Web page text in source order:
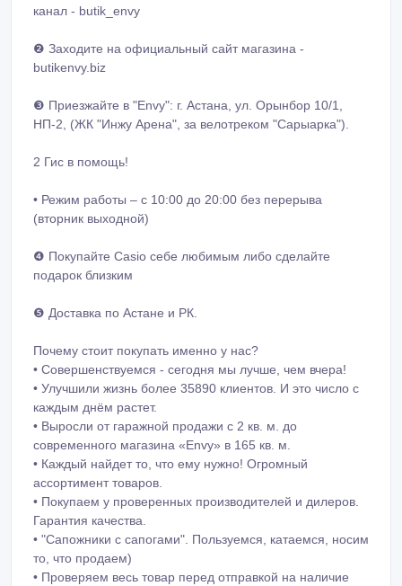
канал - butik_envy
❷ Заходите на официальный сайт магазина -
butikenvy.biz
❸ Приезжайте в "Envy": г. Астана, ул. Орынбор 10/1,
НП-2, (ЖК "Инжу Арена", за велотреком "Сарыарка").
2 Гис в помощь!
• Режим работы – с 10:00 до 20:00 без перерыва
(вторник выходной)
❹ Покупайте Casio себе любимым либо сделайте
подарок близким
❺ Доставка по Астане и РК.
Почему стоит покупать именно у нас?
• Совершенствуемся - сегодня мы лучше, чем вчера!
• Улучшили жизнь более 35890 клиентов. И это число с
каждым днём растет.
• Выросли от гаражной продажи с 2 кв. м. до
современного магазина «Envy» в 165 кв. м.
• Каждый найдет то, что ему нужно! Огромный
ассортимент товаров.
• Покупаем у проверенных производителей и дилеров.
Гарантия качества.
• "Сапожники с сапогами". Пользуемся, катаемся, носим
то, что продаем)
• Проверяем весь товар перед отправкой на наличие